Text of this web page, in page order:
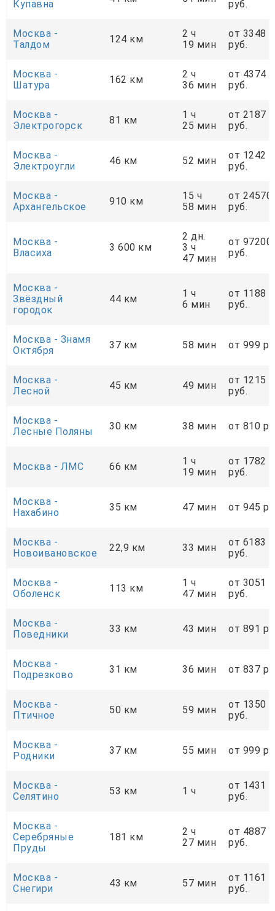
Купавна руб.
Москва -
Талдом
124 км
2 ч
19 мин
от 3348
руб.
Москва -
Шатура
162 км
2 ч
36 мин
от 4374
руб.
Москва -
Электрогорск
81 км
1 ч
25 мин
от 2187
руб.
Москва -
Электроугли
46 км 52 мин
от 1242
руб.
Москва -
Архангельское
910 км
15 ч
58 мин
от 24570
руб.
Москва -
Власиха
3 600 км
2 дн.
3 ч
47 мин
от 97200
руб.
Москва -
Звёздный
городок
44 км
1 ч
6 мин
от 1188
руб.
Москва - Знамя
Октября
37 км 58 мин от 999
Москва -
Лесной
45 км 49 мин
от 1215
руб.
Москва -
Лесные Поляны
30 км 38 мин от 810
Москва - ЛМС 66 км
1 ч
19 мин
от 1782
руб.
Москва -
Нахабино
35 км 47 мин от 945
Москва -
Новоивановское
22,9 км 33 мин
от 6183
руб.
Москва -
Оболенск
113 км
1 ч
47 мин
от 3051
руб.
Москва -
Поведники
33 км 43 мин от 891
Москва -
Подрезково
31 км 36 мин от 837
Москва -
Птичное
50 км 59 мин
от 1350
руб.
Москва -
Родники
37 км 55 мин от 999
Москва -
Селятино
53 км 1 ч
от 1431
руб.
Москва -
Серебряные
Пруды
181 км
2 ч
27 мин
от 4887
руб.
Москва -
Снегири
43 км 57 мин
от 1161
руб.